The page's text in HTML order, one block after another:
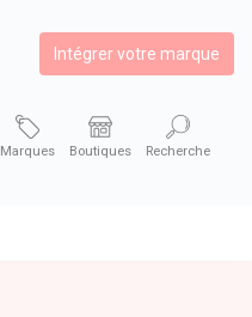
Intégrer votre marque
Marques Boutiques Recherche